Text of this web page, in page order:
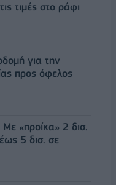
τιμές στο ράφι
για την
προς όφελος
«προίκα» 2 δισ.
5 δισ. σε